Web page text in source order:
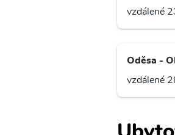
vzdálené
Oděsa -
vzdálené